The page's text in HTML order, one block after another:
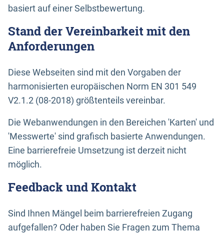
basiert auf einer Selbstbewertung.
Stand der Vereinbarkeit mit den
Anforderungen
Diese Webseiten sind mit den Vorgaben der
harmonisierten europäischen Norm EN 301 549
V2.1.2 (08-2018) größtenteils vereinbar.
Die Webanwendungen in den Bereichen 'Karten' und
'Messwerte' sind grafisch basierte Anwendungen.
Eine barrierefreie Umsetzung ist derzeit nicht
möglich.
Feedback und Kontakt
Sind Ihnen Mängel beim barrierefreien Zugang
aufgefallen? Oder haben Sie Fragen zum Thema